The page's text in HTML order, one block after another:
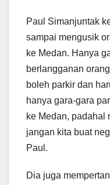
Paul Simanjuntak
sampai mengusik
ke Medan. Hanya
berlangganan
boleh parkir dan
hanya gara-gara
ke Medan, padahal
jangan kita buat
Paul.
Dia juga